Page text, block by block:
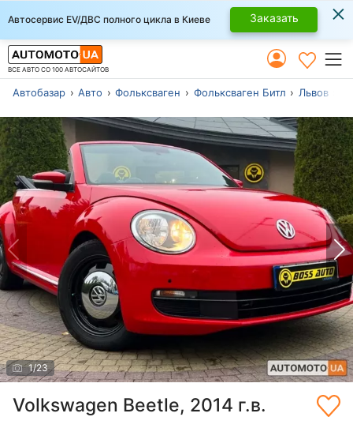
Автосервис EV/ДВС полного цикла в Киеве Заказать ×
ВСЕ АВТО СО 100 АВТОСАЙТОВ
Автобазар Авто Фольксваген Фольксваген Битл Львов
1/23
Volkswagen Beetle, 2014 г.в.